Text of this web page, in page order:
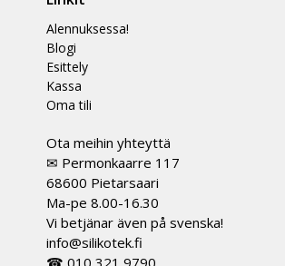
Alennuksessa!
Blogi
Esittely
Kassa
Oma tili
Ota meihin yhteyttä
✉ Permonkaarre 117
68600 Pietarsaari
Ma-pe 8.00-16.30
Vi betjänar även på svenska!
info@silikotek.fi